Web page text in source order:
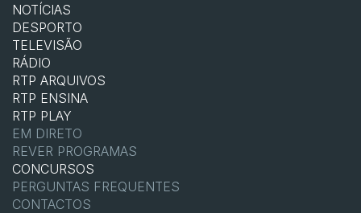
NOTÍCIAS
DESPORTO
TELEVISÃO
RÁDIO
RTP ARQUIVOS
RTP ENSINA
RTP PLAY
EM DIRETO
REVER PROGRAMAS
CONCURSOS
PERGUNTAS FREQUENTES
CONTACTOS